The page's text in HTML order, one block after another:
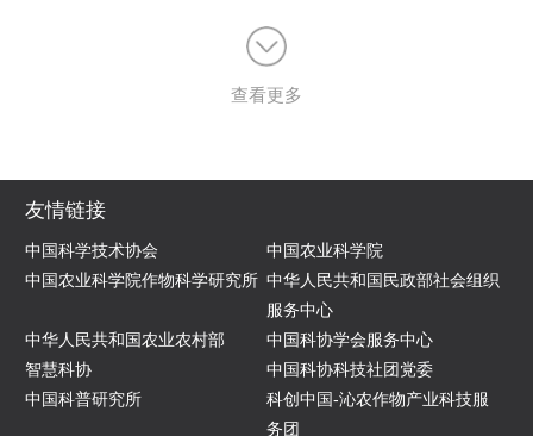
查看更多
友情链接
中国科学技术协会
中国农业科学院
中国农业科学院作物科学研究所 中华人民共和国民政部社会组织
服务中心
中华人民共和国农业农村部
中国科协学会服务中心
智慧科协
中国科协科技社团党委
中国科普研究所
科创中国-沁农作物产业科技服
务团